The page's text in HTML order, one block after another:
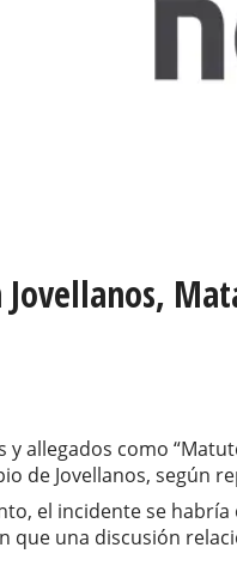
allegados como
de Jovellanos, según
el incidente se
que una discusión